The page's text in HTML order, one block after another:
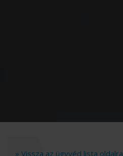
» Vissza az ügyvéd lista oldalra